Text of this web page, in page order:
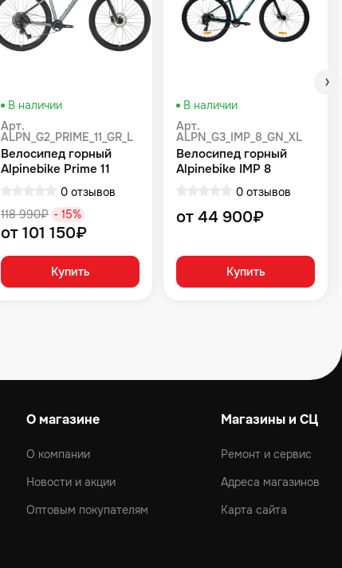
В наличии
Арт.
ALPN_G2_PRIME_11_GR_L
Велосипед горный
Alpinebike Prime 11
громовой серый0 отзывов
118 990₽ - 15%
от 101 150₽
Купить
В наличии
Арт.
ALPN_G3_IMP_8_GN_XL
Велосипед горный
Alpinebike IMP 8
0 отзывов
от 44 900₽
Купить
О магазине
О компании
Новости и акции
Оптовым покупателям
Магазины и СЦ
Ремонт и сервис
Адреса магазинов
Карта сайта